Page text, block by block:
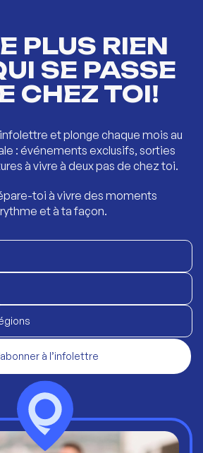
PLUS RIEN
SE PASSE
CHEZ TOI!
et plonge chaque mois au
: événements exclusifs, sorties
à vivre à deux pas de chez toi.
toi à vivre des moments
et à ta façon.
à l’infolettre